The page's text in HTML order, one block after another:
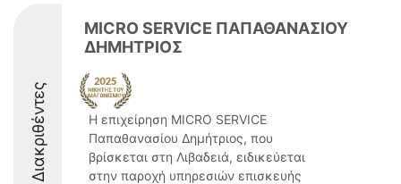
Διακριθέντες
MICRO SERVICE ΠΑΠΑΘΑΝΑΣΙΟΥ
ΔΗΜΗΤΡΙΟΣ
Η επιχείρηση MICRO SERVICE
Παπαθανασίου Δημήτριος, που
βρίσκεται στη Λιβαδειά, ειδικεύεται
στην παροχή υπηρεσιών επισκευής